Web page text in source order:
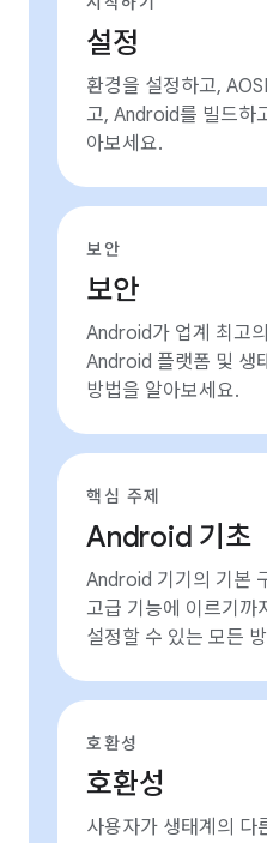
설정
환경을 설정하고,
고, Android를 빌드하
아보세요.
보안
보안
Android가 업계 최고
Android 플랫폼 및 생
방법을 알아보세요.
핵심 주제
Android 기초
Android 기기의 기본
고급 기능에 이르기까
설정할 수 있는 모든
호환성
호환성
사용자가 생태계의 다